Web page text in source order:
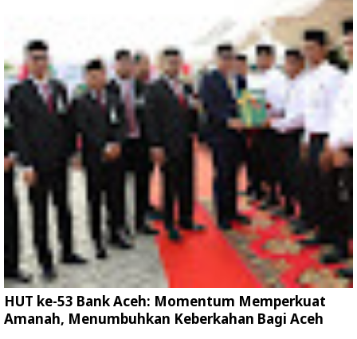
HUT ke-53 Bank Aceh: Momentum Memperkuat
Amanah, Menumbuhkan Keberkahan Bagi Aceh